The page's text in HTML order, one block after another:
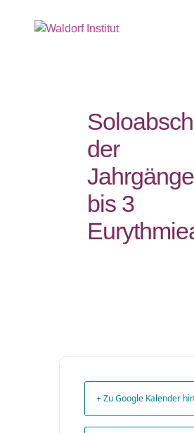
der
bis 3
+ Zu Google Kalender